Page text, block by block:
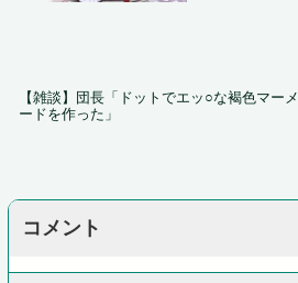
【雑談】団長「ドットでエッ○な褐色マーメ
ードを作った」
コメント